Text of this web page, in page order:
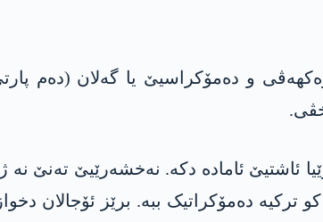
و دەمۆکراسیێ یا گەلان (دەم
ئاشتیێ ئامادە دکە. نەخشەرێیێ تەنێ
کو ترکیە دەمۆکراتیک ببە. برێز